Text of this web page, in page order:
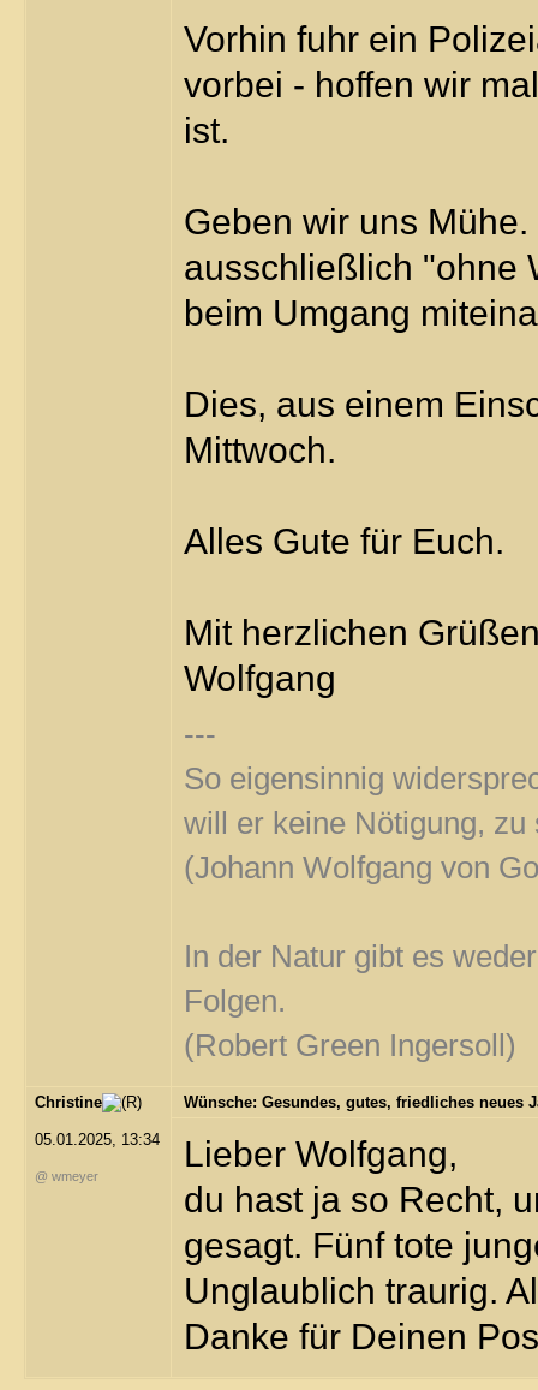
Vorhin fuhr ein
vorbei - hoffen wir
ist.
Geben wir uns
ausschließlich "ohne
beim Umgang
Dies, aus einem
Mittwoch.
Alles Gute für Euch.
Mit herzlichen
Wolfgang
---
So eigensinnig
will er keine Nötigung,
(Johann Wolfgang von
In der Natur gibt es
Folgen.
(Robert Green Ingersoll)
Christine
05.01.2025, 13:34
@ wmeyer
Wünsche: Gesundes, gutes, friedliches neues
Lieber Wolfgang,
du hast ja so Recht,
gesagt. Fünf tote
Unglaublich traurig.
Danke für Deinen